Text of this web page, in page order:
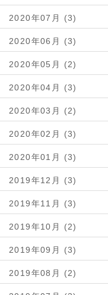
2020年07月 (3)
2020年06月 (3)
2020年05月 (2)
2020年04月 (3)
2020年03月 (2)
2020年02月 (3)
2020年01月 (3)
2019年12月 (3)
2019年11月 (3)
2019年10月 (2)
2019年09月 (3)
2019年08月 (2)